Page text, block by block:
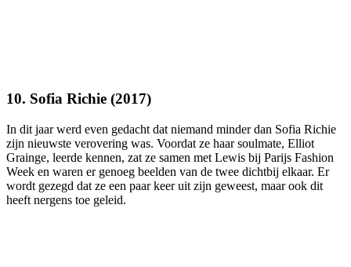
10. Sofia Richie (2017)
In dit jaar werd even gedacht dat niemand minder dan Sofia Richie
zijn nieuwste verovering was. Voordat ze haar soulmate, Elliot
Grainge, leerde kennen, zat ze samen met Lewis bij Parijs Fashion
Week en waren er genoeg beelden van de twee dichtbij elkaar. Er
wordt gezegd dat ze een paar keer uit zijn geweest, maar ook dit
heeft nergens toe geleid.